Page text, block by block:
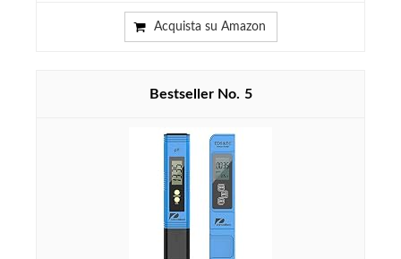
Acquista su Amazon
5